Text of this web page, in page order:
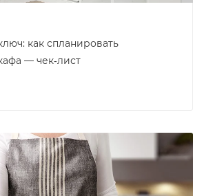
как спланировать
— чек‑лист